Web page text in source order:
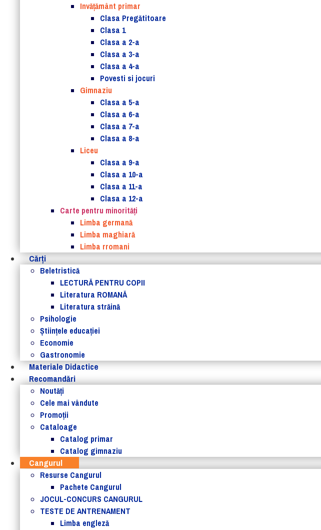
Invățământ primar
Clasa Pregătitoare
Clasa 1
Clasa a 2-a
Clasa a 3-a
Clasa a 4-a
Povesti si jocuri
Gimnaziu
Clasa a 5-a
Clasa a 6-a
Clasa a 7-a
Clasa a 8-a
Liceu
Clasa a 9-a
Clasa a 10-a
Clasa a 11-a
Clasa a 12-a
Carte pentru minorităţi
Limba germană
Limba maghiară
Limba rromani
Cărţi
Beletristică
LECTURĂ PENTRU COPII
Literatura ROMANĂ
Literatura străină
Psihologie
Ştiinţele educaţiei
Economie
Gastronomie
Materiale Didactice
Recomandări
Noutăţi
Cele mai vândute
Promoții
Cataloage
Catalog primar
Catalog gimnaziu
Cangurul
Resurse Cangurul
Pachete Cangurul
JOCUL-CONCURS CANGURUL
TESTE DE ANTRENAMENT
Limba engleză